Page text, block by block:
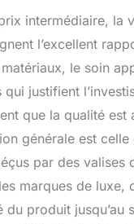
intermédiaire, la
l’excellent
le soin
qui justifient
que la qualité est
générale est
par des valises
marques de
du produit